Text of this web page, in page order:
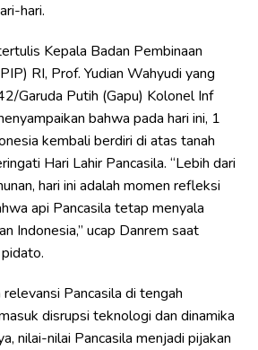
hari.
Kepala Badan Pembinaan
RI, Prof. Yudian Wahyudi yang
Garuda Putih (Gapu) Kolonel Inf
bahwa pada hari ini, 1
kembali berdiri di atas tanah
Hari Lahir Pancasila. “Lebih dari
hari ini adalah momen refleksi
api Pancasila tetap menyala
Indonesia,” ucap Danrem saat
Pancasila di tengah
disrupsi teknologi dan dinamika
nilai-nilai Pancasila menjadi pijakan